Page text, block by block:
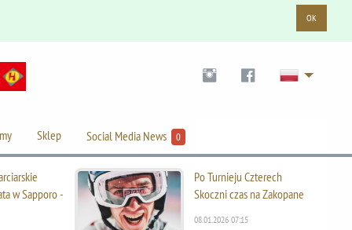
OK
Sklep Social Media News 0
w Sapporo -
Po Turnieju Czterech
Skoczni czas na Zakopane
08.01.2026 07:15